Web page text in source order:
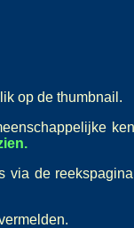
op de thumbnail.
de